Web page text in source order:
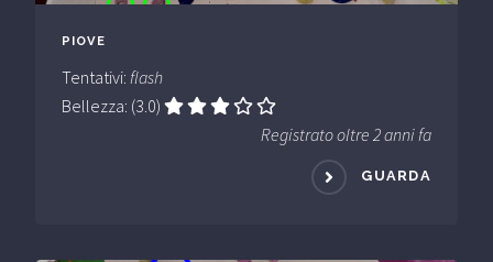
PIOVE
Tentativi: flash
Bellezza: (3.0)
Registrato oltre 2 anni fa
GUARDA